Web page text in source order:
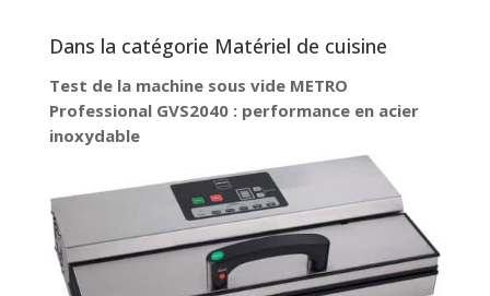
Dans la catégorie Matériel de cuisine
Test de la machine sous vide METRO
Professional GVS2040 : performance en acier
inoxydable